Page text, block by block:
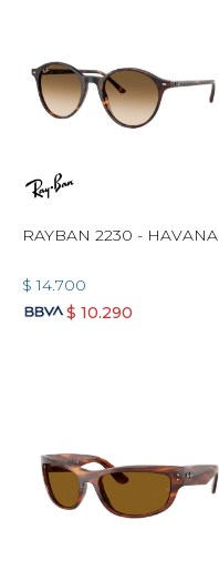
RAYBAN 2230 - HAVANA
$ 14.700
$ 10.290